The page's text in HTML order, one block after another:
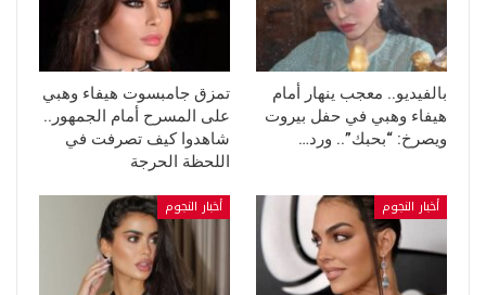
بالفيديو.. معجب ينهار أمام
هيفاء وهبي في حفل بيروت
ويصرخ: “بحبك”.. ورد…
تمزق جامبسوت هيفاء وهبي
على المسرح أمام الجمهور..
شاهدوا كيف تصرفت في
اللحظة الحرجة
أخبار النجوم أخبار النجوم